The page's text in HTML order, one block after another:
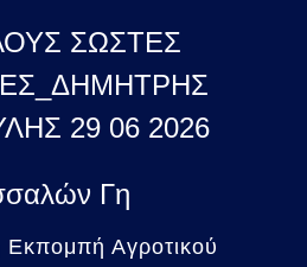
ΣΩΣΤΕΣ
29 06 2026
Γη
Εκπομπή Αγροτικού